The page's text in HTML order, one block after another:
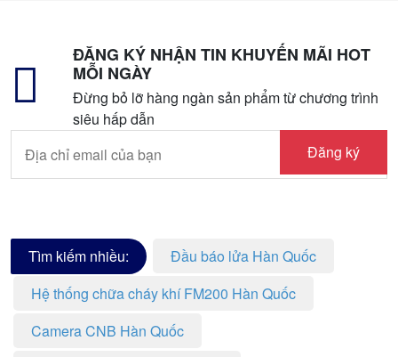
ĐĂNG KÝ NHẬN TIN KHUYẾN MÃI HOT
MỖI NGÀY
Đừng bỏ lỡ hàng ngàn sản phẩm từ chương trình
siêu hấp dẫn
Đăng ký
Tìm kiếm nhiều:
Đầu báo lửa Hàn Quốc
Hệ thống chữa cháy khí FM200 Hàn Quốc
Camera CNB Hàn Quốc